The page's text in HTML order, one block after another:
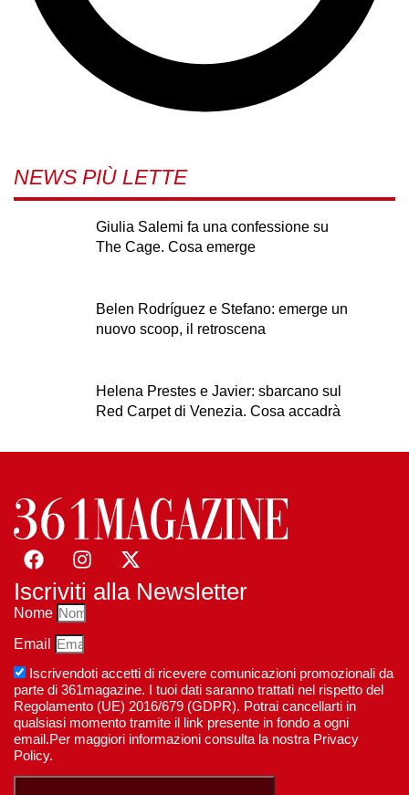
NEWS PIÙ LETTE
Giulia Salemi fa una confessione su
The Cage. Cosa emerge
Belen Rodríguez e Stefano: emerge un
nuovo scoop, il retroscena
Helena Prestes e Javier: sbarcano sul
Red Carpet di Venezia. Cosa accadrà
Iscriviti alla Newsletter
Nome
Email
Iscrivendoti accetti di ricevere comunicazioni promozionali da
parte di 361magazine. I tuoi dati saranno trattati nel rispetto del
Regolamento (UE) 2016/679 (GDPR). Potrai cancellarti in
qualsiasi momento tramite il link presente in fondo a ogni
email.Per maggiori informazioni consulta la nostra Privacy
Policy.